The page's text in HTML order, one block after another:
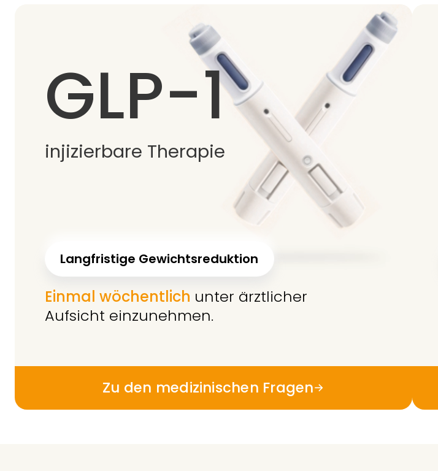
GLP-1
injizierbare Therapie
Langfristige Gewichtsreduktion
Einmal wöchentlich unter ärztlicher
Aufsicht einzunehmen.
Zu den medizinischen Fragen→